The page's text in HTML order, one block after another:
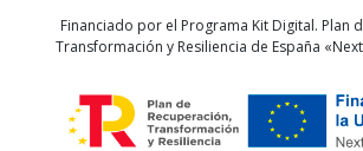
Financiado por el Programa Kit Digital. Plan
Transformación y Resiliencia de España